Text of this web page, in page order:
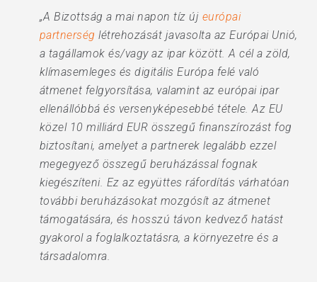
„A Bizottság a mai napon tíz új európai
partnerség létrehozását javasolta az Európai Unió,
a tagállamok és/vagy az ipar között. A cél a zöld,
klímasemleges és digitális Európa felé való
átmenet felgyorsítása, valamint az európai ipar
ellenállóbbá és versenyképesebbé tétele. Az EU
közel 10 milliárd EUR összegű finanszírozást fog
biztosítani, amelyet a partnerek legalább ezzel
megegyező összegű beruházással fognak
kiegészíteni. Ez az együttes ráfordítás várhatóan
további beruházásokat mozgósít az átmenet
támogatására, és hosszú távon kedvező hatást
gyakorol a foglalkoztatásra, a környezetre és a
társadalomra.